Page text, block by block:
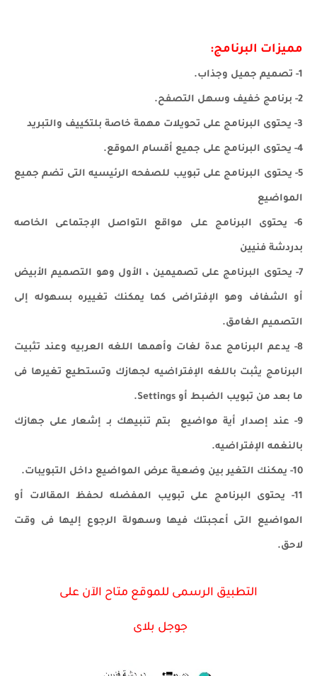
مميزات البرنامج:
1- تصميم جميل وجذاب.
2- برنامج خفيف وسهل التصفح.
3- يحتوى البرنامج على تحويلات مهمة خاصة بلتكييف والتبريد
4- يحتوى البرنامج على جميع أقسام الموقع.
5- يحتوى البرنامج على تبويب للصفحه الرئيسيه التى تضم جميع
المواضيع
6- يحتوى البرنامج على مواقع التواصل الإجتماعى الخاصه
بدردشة فنيين
7- يحتوى البرنامج على تصميمين ، الأول وهو التصميم الأبيض
أو الشفاف وهو الإفتراضى كما يمكنك تغييره بسهوله إلى
التصميم الغامق.
8- يدعم البرنامج عدة لغات وأهمها اللغه العربيه وعند تثبيت
البرنامج يثبت باللغه الإفتراضيه لجهازك وتستطيع تغيرها فى
ما بعد من تبويب الضبط أو Settings.
9- عند إصدار أية مواضيع بتم تنبيهك بـ إشعار على جهازك
بالنغمه الإفتراضيه.
10- يمكنك التغير بين وضعية عرض المواضيع داخل التبويبات.
11- يحتوى البرنامج على تبويب المفضله لحفظ المقالات أو
المواضيع التى أعجبتك فيها وسهولة الرجوع إليها فى وقت
لاحق.
التطبيق الرسمى للموقع متاح الآن على
جوجل بلاى